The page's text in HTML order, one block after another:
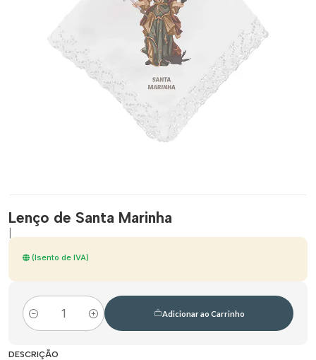
Lenço de Santa Marinha
(Isento de IVA)
Quantidade
Adicionar ao Carrinho
DESCRIÇÃO